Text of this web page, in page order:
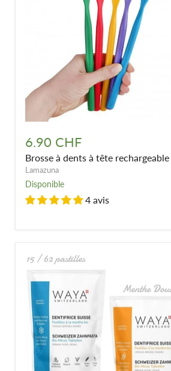
à
dents
à
tête
rechargeable
6.90 CHF
Brosse à dents à tête rechargeable
Lamazuna
Disponible
4 avis